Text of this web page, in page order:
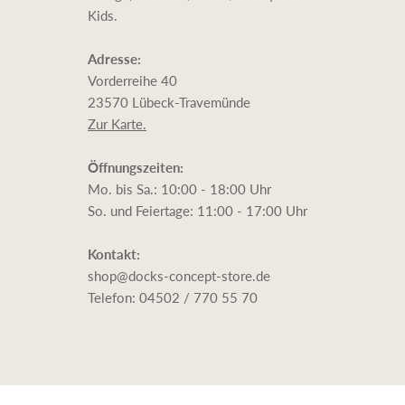
Kids.
Adresse:
Vorderreihe 40
23570 Lübeck-Travemünde
Zur Karte.
Öffnungszeiten:
Mo. bis Sa.: 10:00 - 18:00 Uhr
So. und Feiertage: 11:00 - 17:00 Uhr
Kontakt:
shop@docks-concept-store.de
Telefon: 04502 / 770 55 70
Copyright © 2026 Dock's Concept Store Travemünde.